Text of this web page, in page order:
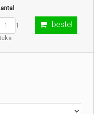
1
bestel